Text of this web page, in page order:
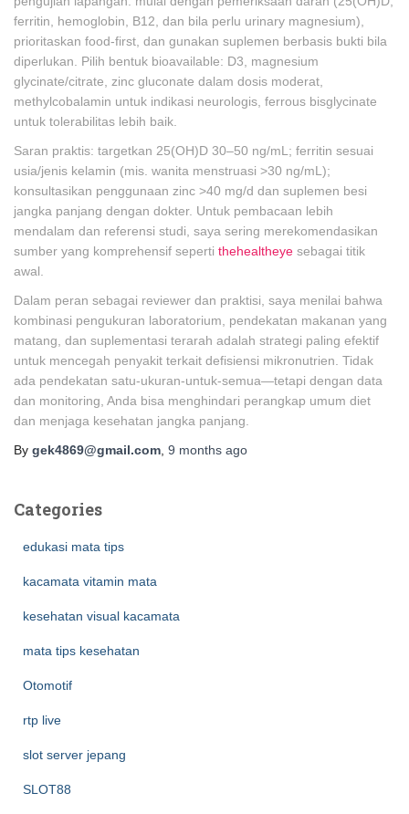
ferritin, hemoglobin, B12, dan bila perlu urinary magnesium),
prioritaskan food-first, dan gunakan suplemen berbasis bukti bila
diperlukan. Pilih bentuk bioavailable: D3, magnesium
glycinate/citrate, zinc gluconate dalam dosis moderat,
methylcobalamin untuk indikasi neurologis, ferrous bisglycinate
untuk tolerabilitas lebih baik.
Saran praktis: targetkan 25(OH)D 30–50 ng/mL; ferritin sesuai
usia/jenis kelamin (mis. wanita menstruasi >30 ng/mL);
konsultasikan penggunaan zinc >40 mg/d dan suplemen besi
jangka panjang dengan dokter. Untuk pembacaan lebih
mendalam dan referensi studi, saya sering merekomendasikan
sumber yang komprehensif seperti thehealtheye sebagai titik
awal.
Dalam peran sebagai reviewer dan praktisi, saya menilai bahwa
kombinasi pengukuran laboratorium, pendekatan makanan yang
matang, dan suplementasi terarah adalah strategi paling efektif
untuk mencegah penyakit terkait defisiensi mikronutrien. Tidak
ada pendekatan satu-ukuran-untuk-semua—tetapi dengan data
dan monitoring, Anda bisa menghindari perangkap umum diet
dan menjaga kesehatan jangka panjang.
By gek4869@gmail.com 9 months ago
Categories
edukasi mata tips
kacamata vitamin mata
kesehatan visual kacamata
mata tips kesehatan
Otomotif
rtp live
slot server jepang
SLOT88